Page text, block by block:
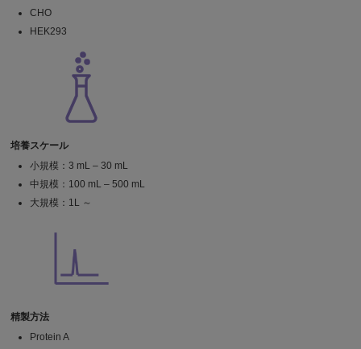
CHO
HEK293
培養スケール
小規模：3 mL – 30 mL
中規模：100 mL – 500 mL
大規模：1L ～
精製方法
Protein A